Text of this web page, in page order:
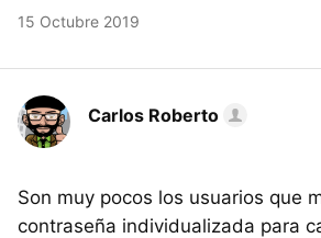
15 Octubre 2019
Carlos Roberto
Son muy pocos los usuarios que
contraseña individualizada para